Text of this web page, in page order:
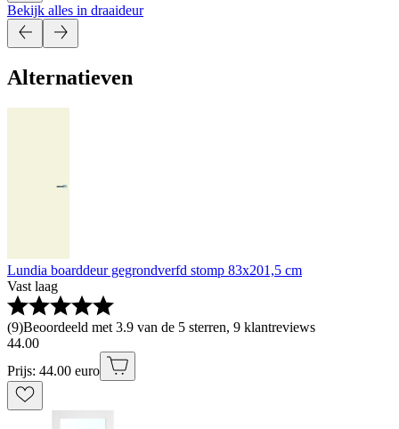
Bekijk alles in draaideur
Alternatieven
Lundia boarddeur gegrondverfd stomp 83x201,5 cm
Vast laag
(9)Beoordeeld met 3.9 van de 5 sterren, 9 klantreviews
44.00
Prijs: 44.00 euro